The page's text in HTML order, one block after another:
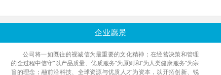
企业愿景
公司将一如既往的视诚信为最重要的文化精神；在经营决策和管理
的全过程中信守“以产品质量、优质服务”为原则和“为人类健康服务”为宗
旨的理念；融前沿科技、全球资源与优质人才为资本，以开拓创新、锐